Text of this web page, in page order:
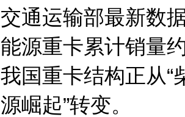
交通运输部最新数
能源重卡累计销量
我国重卡结构正从“
源崛起”转变。